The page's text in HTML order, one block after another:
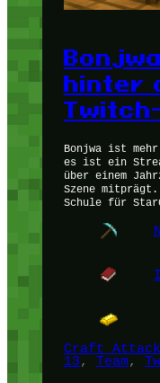
hinter
Bonjwa ist
es ist ein
über einem
Szene
Schule für
Craft Attack
13, Team,